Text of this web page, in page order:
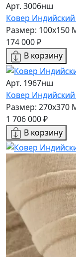
Арт. 3006нш
Ковер
Размер: 100x150
174 000 ₽
В корзину
Арт. 1967нш
Ковер
Размер: 270x370
1 706 000 ₽
В корзину